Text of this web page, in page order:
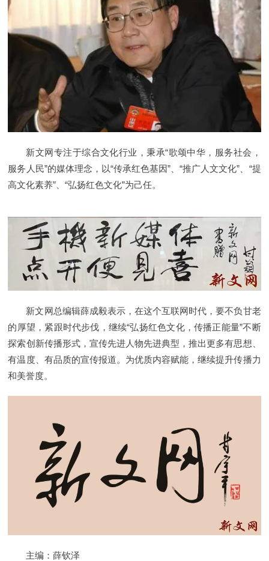
新文网专注于综合文化行业，秉承“歌颂中华，服务社会，
服务人民”的媒体理念，以“传承红色基因”、“推广人文文化”、“提
高文化素养”、“弘扬红色文化”为己任。
新文网总编辑薛成毅表示，在这个互联网时代，要不负甘老
的厚望，紧跟时代步伐，继续“弘扬红色文化，传播正能量”不断
探索创新传播形式，宣传先进人物先进典型，推出更多有思想、
有温度、有品质的宣传报道。为优质内容赋能，继续提升传播力
和美誉度。
主编：薛钦泽